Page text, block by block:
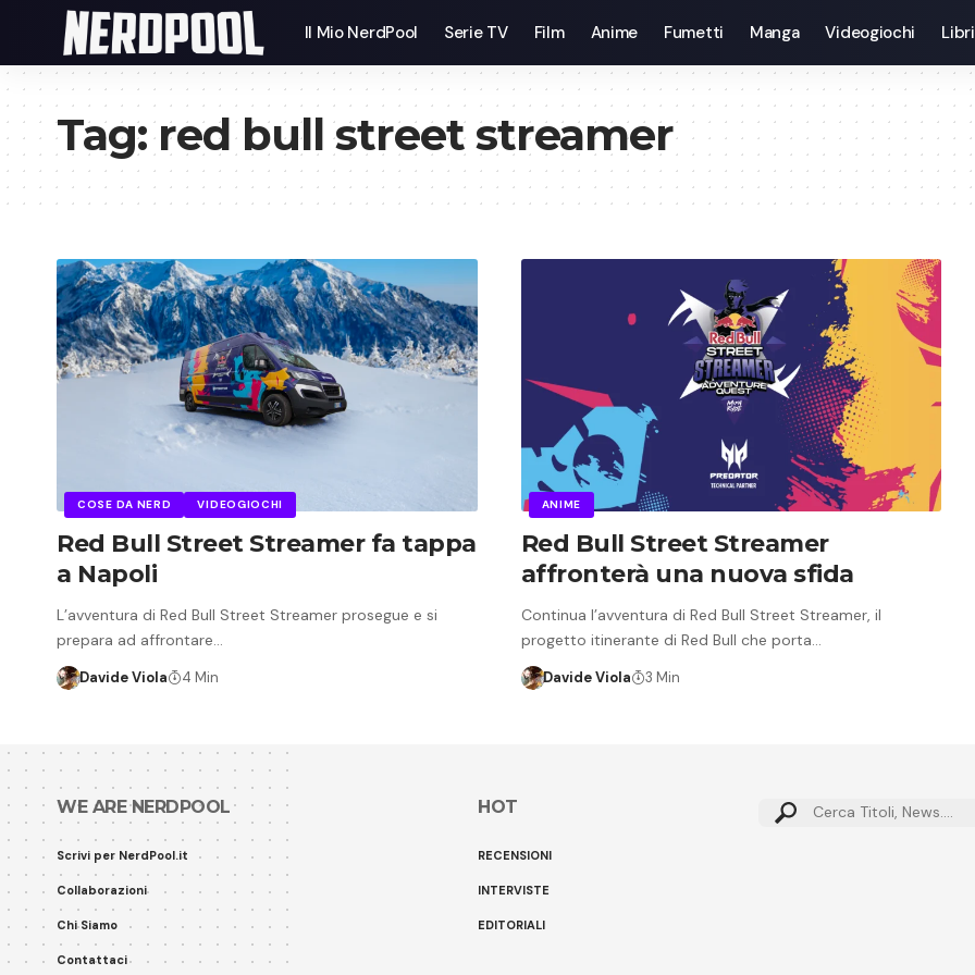
Il Mio NerdPool Serie TV Film Anime Fumetti Manga Videogiochi Libri
Tag:red bull street streamer
COSE DA NERD VIDEOGIOCHI
Red Bull Street Streamer fa tappa
a Napoli
L’avventura di Red Bull Street Streamer prosegue e si
prepara ad affrontare…
Davide Viola 4 Min
ANIME
Red Bull Street Streamer
affronterà una nuova sfida
Continua l’avventura di Red Bull Street Streamer, il
progetto itinerante di Red Bull che porta…
Davide Viola 3 Min
WE ARE NERDPOOL
Scrivi per NerdPool.it
Collaborazioni
Chi Siamo
Contattaci
HOT
RECENSIONI
INTERVISTE
EDITORIALI
Cerca: